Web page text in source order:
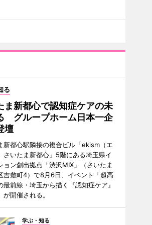
る
ま新都心で認知症ケアの未
グループホーム日本一企
壇
新都心駅隣接の複合ビル「ekism（エ
さいたま新都心」5階にある埼玉県イ
ョン創出拠点「渋沢MIX」（さいたま
吉敷町4）で8月6日、イベント「超高
最前線・埼玉から描く『認知症ケア』
が開催される。
学ぶ・知る